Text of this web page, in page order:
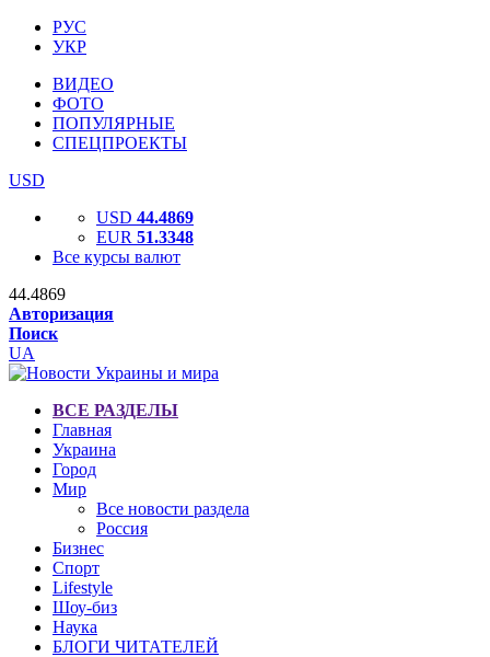
РУС
УКР
ВИДЕО
ФОТО
ПОПУЛЯРНЫЕ
СПЕЦПРОЕКТЫ
USD
USD 44.4869
EUR 51.3348
Все курсы валют
44.4869
Авторизация
Поиск
UA
ВСЕ РАЗДЕЛЫ
Главная
Украина
Город
Мир
Все новости раздела
Россия
Бизнес
Спорт
Lifestyle
Шоу-биз
Наука
БЛОГИ ЧИТАТЕЛЕЙ